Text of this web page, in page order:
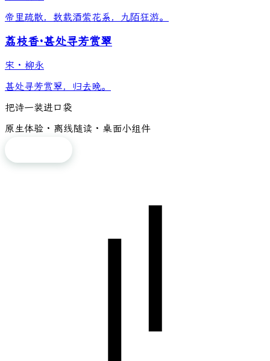
帝里疏散，数载酒萦花系，九陌狂游。
荔枝香·甚处寻芳赏翠
宋 · 柳永
甚处寻芳赏翠，归去晚。
把诗一装进口袋
原生体验 · 离线随读 · 桌面小组件